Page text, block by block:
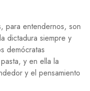
para entendernos, son
dictadura siempre y
demócratas
y en ella la
y el pensamiento